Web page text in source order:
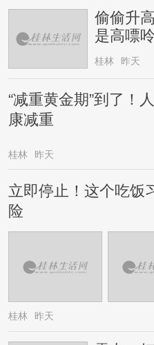
偷偷升
是高嘌
桂林 昨天
“减重黄金期”到了！
康减重
桂林 昨天
立即停止！这个吃饭
险
桂林 昨天